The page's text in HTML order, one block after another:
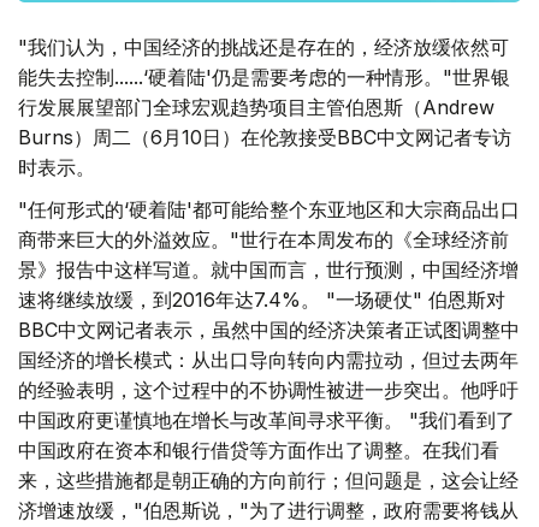
"我们认为，中国经济的挑战还是存在的，经济放缓依然可
能失去控制......‘硬着陆'仍是需要考虑的一种情形。"世界银
行发展展望部门全球宏观趋势项目主管伯恩斯（Andrew
Burns）周二（6月10日）在伦敦接受BBC中文网记者专访
时表示。
"任何形式的‘硬着陆'都可能给整个东亚地区和大宗商品出口
商带来巨大的外溢效应。"世行在本周发布的《全球经济前
景》报告中这样写道。就中国而言，世行预测，中国经济增
速将继续放缓，到2016年达7.4%。 "一场硬仗" 伯恩斯对
BBC中文网记者表示，虽然中国的经济决策者正试图调整中
国经济的增长模式：从出口导向转向内需拉动，但过去两年
的经验表明，这个过程中的不协调性被进一步突出。他呼吁
中国政府更谨慎地在增长与改革间寻求平衡。 "我们看到了
中国政府在资本和银行借贷等方面作出了调整。在我们看
来，这些措施都是朝正确的方向前行；但问题是，这会让经
济增速放缓，"伯恩斯说，"为了进行调整，政府需要将钱从